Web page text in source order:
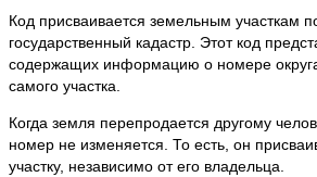
Код присваивается земельным участкам
государственный кадастр. Этот код
содержащих информацию о номере
самого участка.
Когда земля перепродается другому
номер не изменяется. То есть, он
участку, независимо от его владельца.